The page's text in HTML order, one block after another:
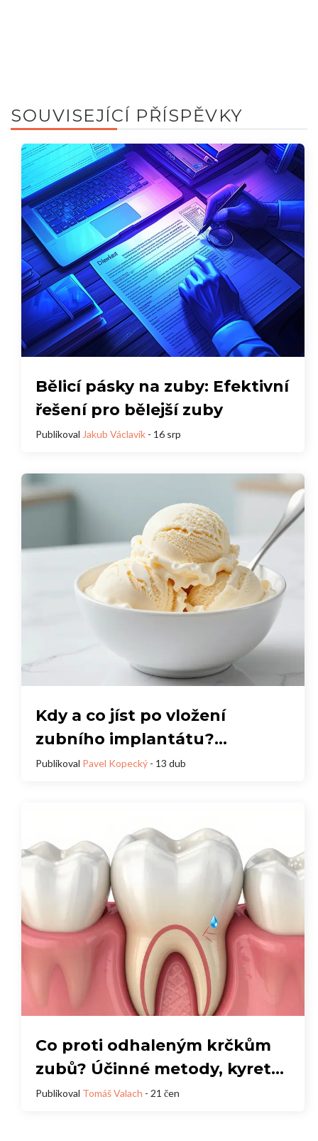
SOUVISEJÍCÍ PŘÍSPĚVKY
Bělicí pásky na zuby: Efektivní
řešení pro bělejší zuby
Publikoval Jakub Václavík - 16 srp
Kdy a co jíst po vložení
zubního implantátu?
Průvodce pro rychlé hojení
Publikoval Pavel Kopecký - 13 dub
Co proti odhaleným krčkům
zubů? Účinné metody, kyretáž
a prevence
Publikoval Tomáš Valach - 21 čen